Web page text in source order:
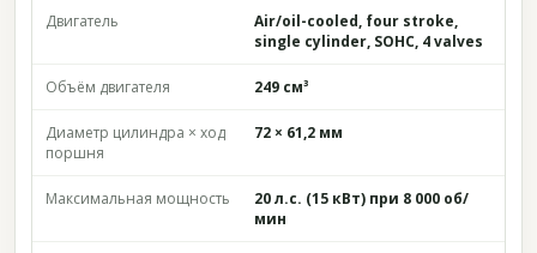
Двигатель
Air/oil-cooled, four stroke,
single cylinder, SOHC, 4 valves
Объём двигателя 249 см³
Диаметр цилиндра × ход
поршня
72 × 61,2 мм
Максимальная мощность
20 л.с. (15 кВт) при 8 000 об/
мин